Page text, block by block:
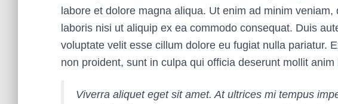
labore et dolore magna aliqua. Ut enim ad minim
laboris nisi ut aliquip ex ea commodo consequat. Duis
voluptate velit esse cillum dolore eu fugiat nulla pariatur.
non proident, sunt in culpa qui officia deserunt mollit anim
Viverra aliquet eget sit amet. At ultrices mi tempus